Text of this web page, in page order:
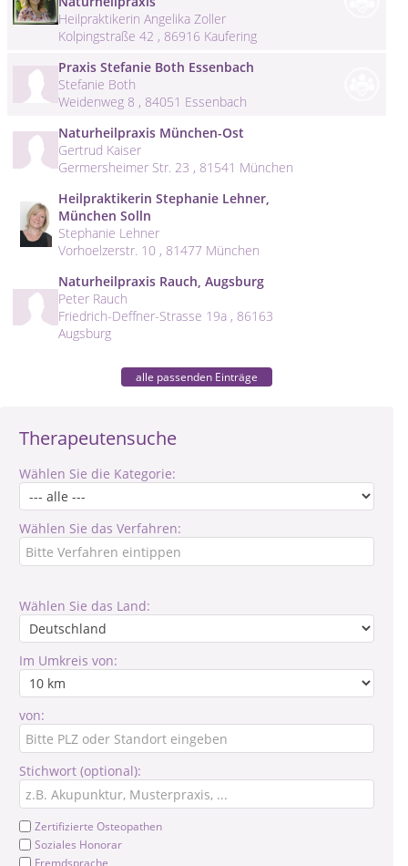
Therapeutensuche
Wählen Sie die Kategorie:
Wählen Sie das Verfahren:
Wählen Sie das Land:
Im Umkreis von:
von:
Stichwort (optional):
Zertifizierte Osteopathen
Soziales Honorar
Fremdsprache
Heilpraktikerin Angelika Zoller
Kolpingstraße 42 , 86916 Kaufering
Praxis Stefanie Both Essenbach
Stefanie Both
Weidenweg 8 , 84051 Essenbach
Naturheilpraxis München-Ost
Gertrud Kaiser
Germersheimer Str. 23 , 81541 München
Heilpraktikerin Stephanie Lehner,
München Solln
Stephanie Lehner
Vorhoelzerstr. 10 , 81477 München
Naturheilpraxis Rauch, Augsburg
Peter Rauch
Friedrich-Deffner-Strasse 19a , 86163
Augsburg
alle passenden Einträge